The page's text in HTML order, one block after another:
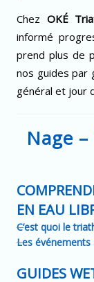
Chez OKÉ
informé
prend plus de
nos guides par
général et jour
Nage
EN EAU
C’est quoi le
Les événements
GUIDES